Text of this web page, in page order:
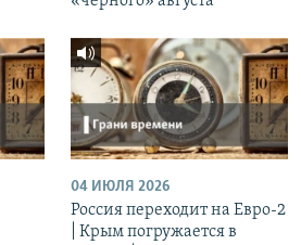
04 ИЮЛЯ 2026
Россия переходит на Евро-2
| Крым погружается в